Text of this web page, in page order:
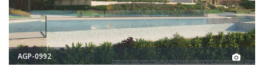
AGP-0992